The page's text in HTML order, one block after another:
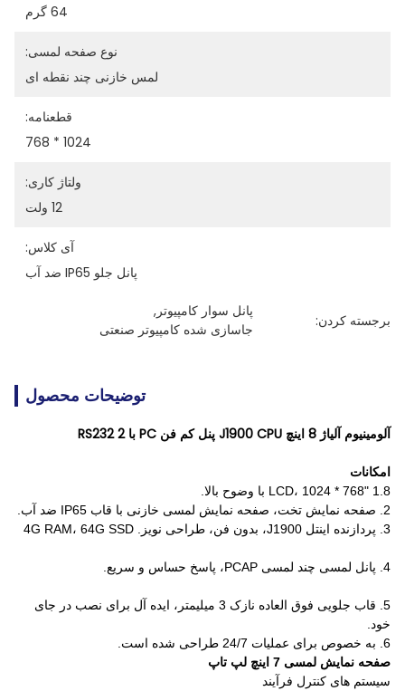
64 گرم
نوع صفحه لمسی:
لمس خازنی چند نقطه ای
قطعنامه:
1024 * 768
ولتاژ کاری:
12 ولت
آی کلاس:
پانل جلو IP65 ضد آب
برجسته کردن:
پانل سوار کامپیوتر,
جاسازی شده کامپیوتر صنعتی
توضیحات محصول
آلومینیوم آلیاژ 8 اینچ J1900 CPU پنل کم فن PC با 2 RS232
امکانات
1.8 "LCD، 1024 * 768 با وضوح بالا.
2. صفحه نمایش تخت، صفحه نمایش لمسی خازنی با قاب IP65 ضد آب.
3. پردازنده اینتل J1900، بدون فن، طراحی نویز.
4G RAM، 64G SSD
4. پانل لمسی چند لمسی PCAP، پاسخ حساس و سریع.
5. قاب جلویی فوق العاده نازک 3 میلیمتر، ایده آل برای نصب در جای
خود.
6. به خصوص برای عملیات 24/7 طراحی شده است.
صفحه نمایش لمسی 7 اینچ لپ تاپ
سیستم های کنترل فرآیند